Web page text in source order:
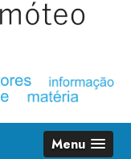
Menu